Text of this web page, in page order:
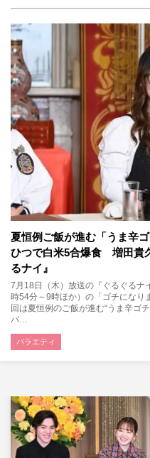
夏恒例ご飯が進む「うま辛
ひつで白米5合爆食 増田貴
るナイ』
7月18日（木）放送の『ぐるぐる
時54分～9時ほか）の「ゴチになり
回は夏恒例のご飯が進む“うま辛ゴ
バ…
バラエティ